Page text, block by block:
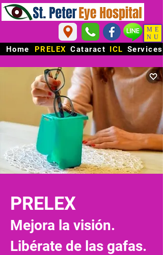
Home PRELEX Cataract Services
ICL
ME
NU
PRELEX
Mejora la visión.
Libérate de las gafas.